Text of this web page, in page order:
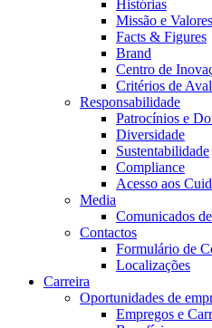
Histórias
Missão e Valores
Facts & Figures
Brand
Centro de
Critérios de
Responsabilidade
Patrocínios e
Diversidade
Sustentabilidade
Compliance
Acesso aos
Media
Comunicados
Contactos
Formulário de
Localizações
Carreira
Oportunidades de
Empregos e